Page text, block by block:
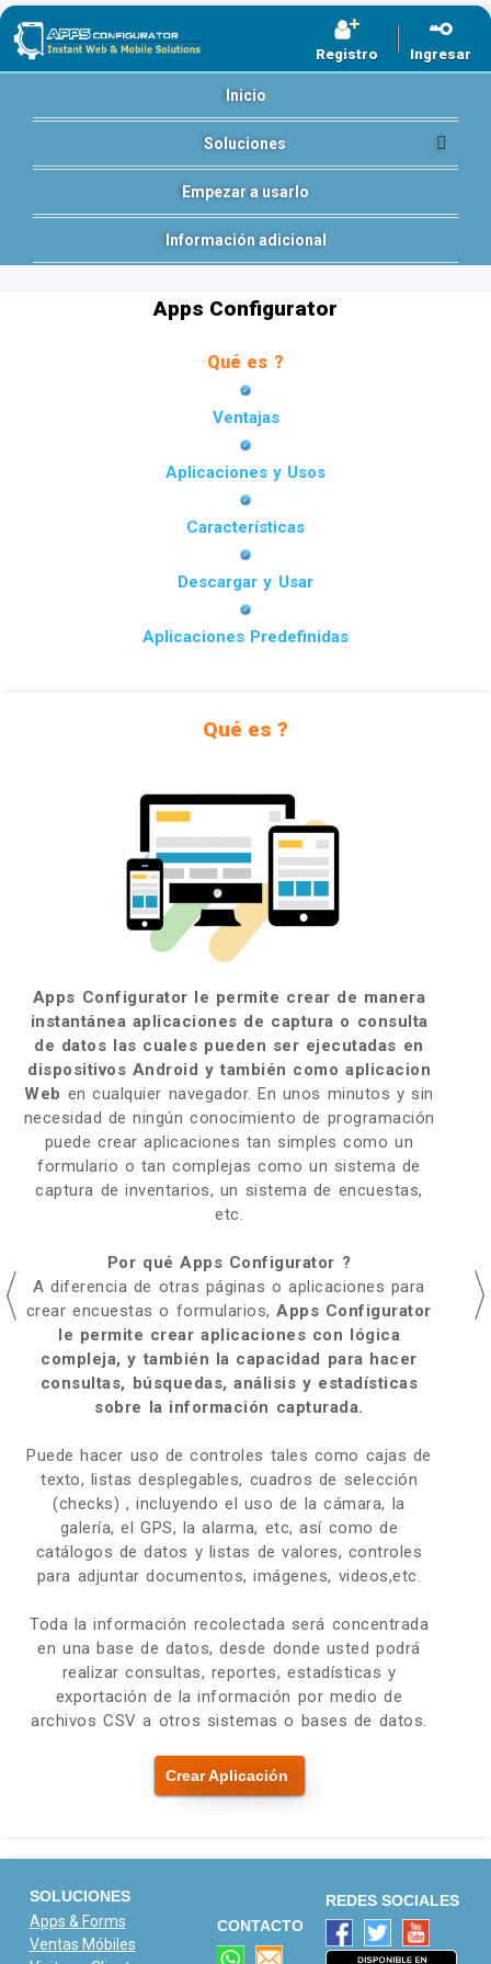
Registro Ingresar
Inicio
Soluciones
Empezar a usarlo
Información adicional
Apps Configurator
Qué es ?
Ventajas
Aplicaciones y Usos
Características
Descargar y Usar
Aplicaciones Predefinidas
Qué es ?
Apps Configurator le permite crear de manera
instantánea aplicaciones de captura o consulta
de datos las cuales pueden ser ejecutadas en
dispositivos Android y también como aplicacion
Web en cualquier navegador. En unos minutos y sin
necesidad de ningún conocimiento de programación
puede crear aplicaciones tan simples como un
formulario o tan complejas como un sistema de
captura de inventarios, un sistema de encuestas,
etc.
Por qué Apps Configurator ?
A diferencia de otras páginas o aplicaciones para
crear encuestas o formularios,Apps Configurator
le permite crear aplicaciones con lógica
compleja, y también la capacidad para hacer
consultas, búsquedas, análisis y estadísticas
sobre la información capturada.
Puede hacer uso de controles tales como cajas de
texto, listas desplegables, cuadros de selección
(checks) , incluyendo el uso de la cámara, la
galería, el GPS, la alarma, etc, así como de
catálogos de datos y listas de valores, controles
para adjuntar documentos, imágenes, videos,etc.
Toda la información recolectada será concentrada
en una base de datos, desde donde usted podrá
realizar consultas, reportes, estadísticas y
exportación de la información por medio de
archivos CSV a otros sistemas o bases de datos.
Crear Aplicación
SOLUCIONES
Apps & Forms
Ventas Móbiles
CONTACTO
REDES SOCIALES